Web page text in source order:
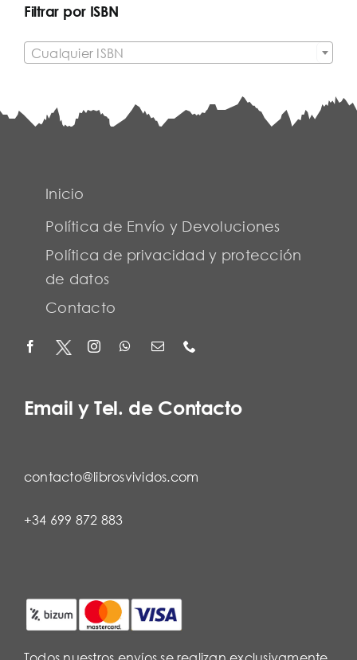
Filtrar por ISBN
Cualquier ISBN
Inicio
Política de Envío y Devoluciones
Política de privacidad y protección
de datos
Contacto
Email y Tel. de Contacto
contacto@librosvividos.com
+34 699 872 883